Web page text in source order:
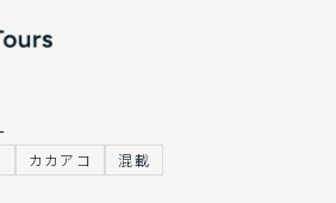
ツアー一覧
カカアコ 混載